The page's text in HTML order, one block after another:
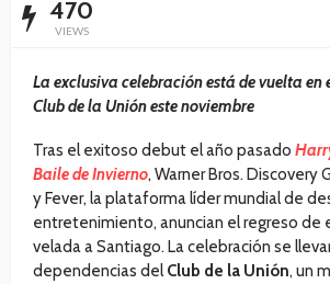
470
VIEWS
La exclusiva celebración está de vuelta
Club de la Unión este noviembre
Tras el exitoso debut el año pasado
Baile de Invierno, Warner Bros. Discovery
y Fever, la plataforma líder mundial de
entretenimiento, anuncian el regreso de
velada a Santiago. La celebración se
dependencias delClub de la Unión, un